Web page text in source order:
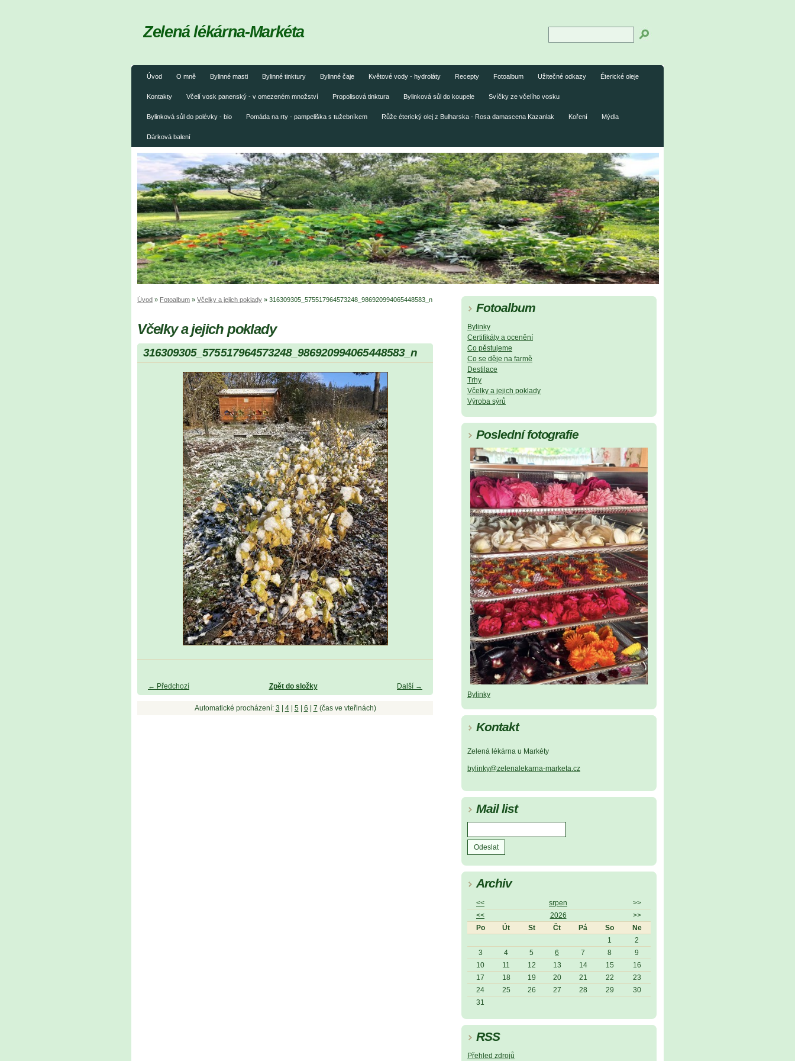
Úvod O mně Bylinné masti Bylinné tinktury Bylinné čaje Květové vody - hydroláty Recepty Fotoalbum Užitečné odkazy Éterické oleje
Kontakty Včelí vosk panenský - v omezeném množství Propolisová tinktura Bylinková sůl do koupele Svíčky ze včelího vosku
Bylinková sůl do polévky - bio Pomáda na rty - pampeliška s tužebníkem Růže éterický olej z Bulharska - Rosa damascena Kazanlak Koření Mýdla
Dárková balení
Zelená lékárna-Markéta
Úvod » Fotoalbum » Včelky a jejich poklady » 316309305_575517964573248_986920994065448583_n
Včelky a jejich poklady
316309305_575517964573248_986920994065448583_n
← Předchozí Další →
Zpět do složky
Automatické procházení: 3 4| 5| 6 7 (čas ve vteřinách)
Fotoalbum
Bylinky
Certifikáty a ocenění
Co pěstujeme
Co se děje na farmě
Destilace
Trhy
Včelky a jejich poklady
Výroba sýrů
Poslední fotografie
Bylinky
Kontakt
Zelená lékárna u Markéty
bylinky@zelenalekarna-marketa.cz
Mail list
Archiv
<< srpen
>>
<<
2026
>>
Po
Út St Čt Pá So
Ne
1
2
3
4 5 6 7 8
9
10
11 12 13 14 15
16
17
18 19 20 21 22
23
24
25 26 27 28 29
30
31
RSS
Přehled zdrojů